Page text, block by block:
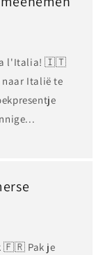
l'Italia! 🇮🇹
naar Italië te
🇫🇷 Pak je